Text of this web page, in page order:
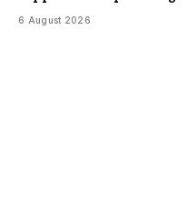
6 August 2026